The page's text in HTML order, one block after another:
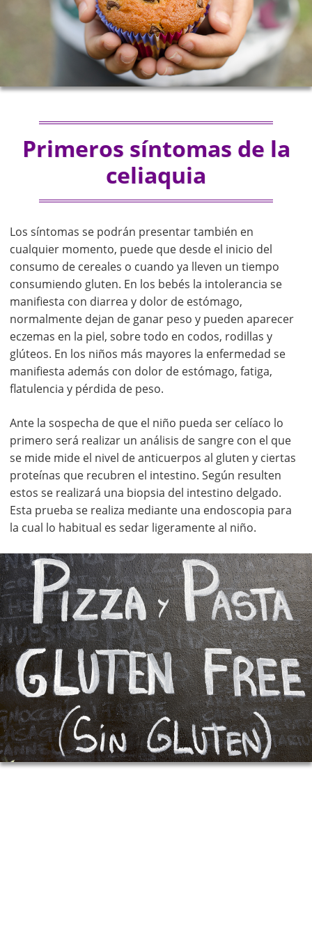
Primeros síntomas de la
celiaquia
Los síntomas se podrán presentar también en
cualquier momento, puede que desde el inicio del
consumo de cereales o cuando ya lleven un tiempo
consumiendo gluten. En los bebés la intolerancia se
manifiesta con diarrea y dolor de estómago,
normalmente dejan de ganar peso y pueden aparecer
eczemas en la piel, sobre todo en codos, rodillas y
glúteos. En los niños más mayores la enfermedad se
manifiesta además con dolor de estómago, fatiga,
flatulencia y pérdida de peso.
Ante la sospecha de que el niño pueda ser celíaco lo
primero será realizar un análisis de sangre con el que
se mide mide el nivel de anticuerpos al gluten y ciertas
proteínas que recubren el intestino. Según resulten
estos se realizará una biopsia del intestino delgado.
Esta prueba se realiza mediante una endoscopia para
la cual lo habitual es sedar ligeramente al niño.